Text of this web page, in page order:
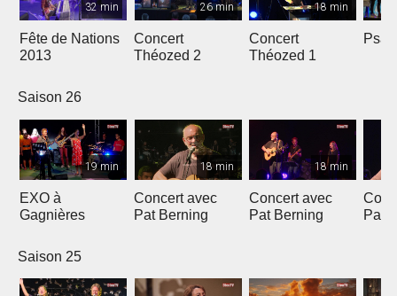
32 min
Fête de Nations
2013
26 min
Concert
Théozed 2
18 min
Concert
Théozed 1
Saison 26
19 min
EXO à
Gagnières
18 min
Concert avec
Pat Berning
18 min
Concert avec
Pat Berning
Pat
Saison 25